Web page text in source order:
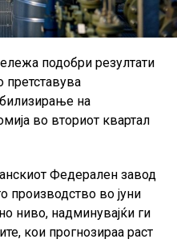
подобри резултати
претставува
на
во вториот квартал
Федерален завод
производство во јуни
ниво, надминувајќи ги
кои прогнозираа раст